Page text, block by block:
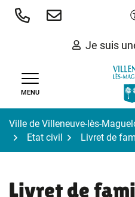
Aller
Je suis
MENU
Ville de Villeneuve-lès-
Etat civil
Livret de
Livret de